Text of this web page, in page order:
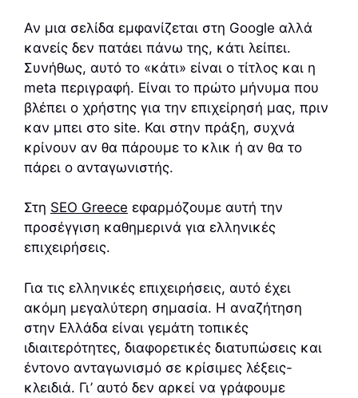
Αν μια σελίδα εμφανίζεται στη Google αλλά
κανείς δεν πατάει πάνω της, κάτι λείπει.
Συνήθως, αυτό το «κάτι» είναι ο τίτλος και η
meta περιγραφή. Είναι το πρώτο μήνυμα που
βλέπει ο χρήστης για την επιχείρησή μας, πριν
καν μπει στο site. Και στην πράξη, συχνά
κρίνουν αν θα πάρουμε το κλικ ή αν θα το
πάρει ο ανταγωνιστής.
Στη SEO Greece εφαρμόζουμε αυτή την
προσέγγιση καθημερινά για ελληνικές
επιχειρήσεις.
Για τις ελληνικές επιχειρήσεις, αυτό έχει
ακόμη μεγαλύτερη σημασία. Η αναζήτηση
στην Ελλάδα είναι γεμάτη τοπικές
ιδιαιτερότητες, διαφορετικές διατυπώσεις και
έντονο ανταγωνισμό σε κρίσιμες λέξεις-
κλειδιά. Γι’ αυτό δεν αρκεί να γράφουμε